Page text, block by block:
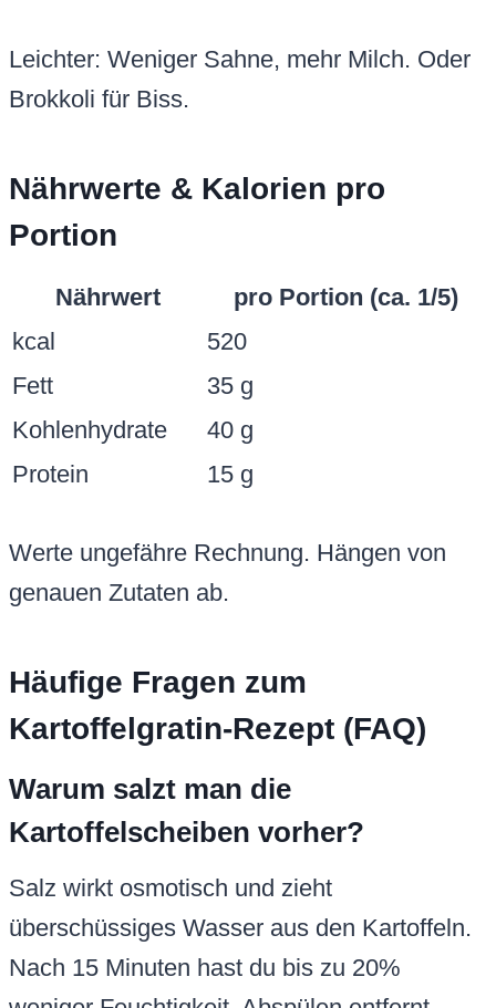
Leichter: Weniger Sahne, mehr Milch. Oder
Brokkoli für Biss.
Nährwerte & Kalorien pro
Portion
Nährwert
pro Portion (ca. 1/5)
kcal
520
Fett
35 g
Kohlenhydrate
40 g
Protein
15 g
Werte ungefähre Rechnung. Hängen von
genauen Zutaten ab.
Häufige Fragen zum
Kartoffelgratin-Rezept (FAQ)
Warum salzt man die
Kartoffelscheiben vorher?
Salz wirkt osmotisch und zieht
überschüssiges Wasser aus den Kartoffeln.
Nach 15 Minuten hast du bis zu 20%